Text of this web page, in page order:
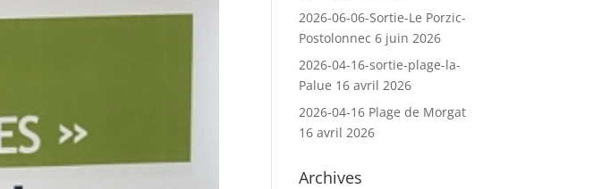
2026-06-06-Sortie-Le Porzic-
Postolonnec 6 juin 2026
2026-04-16-sortie-plage-la-
Palue 16 avril 2026
2026-04-16 Plage de Morgat
16 avril 2026
Archives